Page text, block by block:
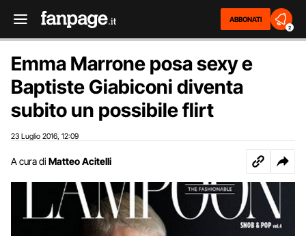
ABBONATI
2
Emma Marrone posa sexy e
Baptiste Giabiconi diventa
subito un possibile flirt
23 Luglio 2016 12:09
A cura di Matteo Acitelli